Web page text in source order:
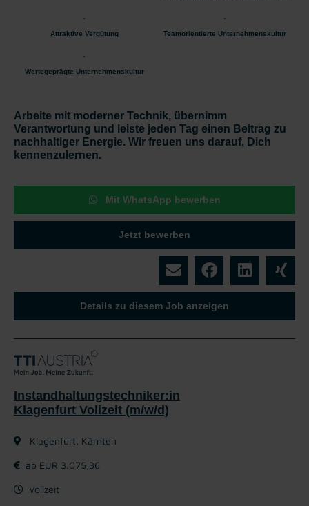
Attraktive Vergütung Teamorientierte Unternehmenskultur
Wertegeprägte Unternehmenskultur
Arbeite mit moderner Technik, übernimm
Verantwortung und leiste jeden Tag einen Beitrag zu
nachhaltiger Energie. Wir freuen uns darauf, Dich
kennenzulernen.
Mit WhatsApp bewerben
Jetzt bewerben
Details zu diesem Job anzeigen
Instandhaltungstechniker:in
Klagenfurt Vollzeit (m/w/d)
Klagenfurt, Kärnten
ab EUR 3.075,36
Vollzeit